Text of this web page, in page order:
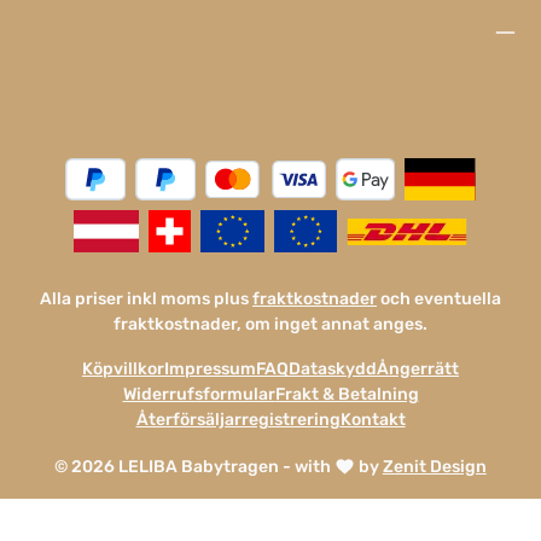
Alla priser inkl moms plusfraktkostnaderoch eventuella
fraktkostnader, om inget annat anges.
© 2026 LELIBA Babytragen - with byZenit Design
KöpvillkorImpressumFAQDataskyddÅngerrätt
WiderrufsformularFrakt & Betalning
ÅterförsäljarregistreringKontakt